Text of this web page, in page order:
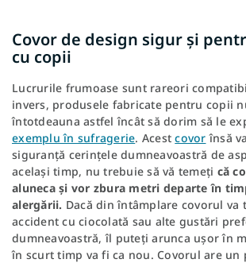
Covor de design sigur și
cu copii
Lucrurile frumoase sunt rareori
invers, produsele fabricate pentru copii
întotdeauna astfel încât să dorim să le
exemplu în sufragerie. Acestcovor însă
siguranță cerințele dumneavoastră de
același timp, nu trebuie să vă temeți că
aluneca și vor zbura metri departe în
alergării. Dacă din întâmplare covorul va
accident cu ciocolată sau alte gustări
dumneavoastră, îl puteți arunca ușor în
în scurt timp va fi ca nou. Covorul are un